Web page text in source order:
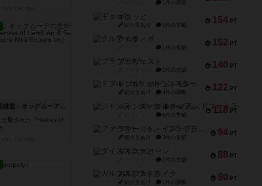
陸海空の英雄達：オッグムーアの意外な出来事（拡張）
版された『Heroes of
1件の投稿
154 PT
ギョッと
紹介文あり 1件の投稿
152 PT
クルティボ
1件の投稿
140 PT
ブラヴェスト
1件の投稿
122 PT
ドブル：ポケットモンスター
紹介文あり 4件の投稿
118 PT
ジャンヌ・ダルク-オルレアン ドロー＆ライト
5件の投稿
94 PT
ファースト・イン・フライト
紹介文あり 3件の投稿
88 PT
ダイススローン
1件の投稿
80 PT
ガルフストライク
紹介文あり 1件の投稿